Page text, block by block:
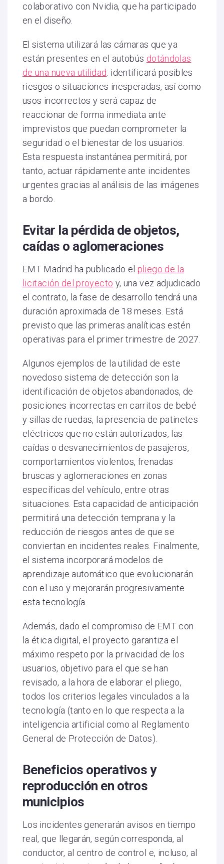
colaborativo con Nvidia, que ha participado
en el diseño.
El sistema utilizará las cámaras que ya
están presentes en el autobús dotándolas
de una nueva utilidad: identificará posibles
riesgos o situaciones inesperadas, así como
usos incorrectos y será capaz de
reaccionar de forma inmediata ante
imprevistos que puedan comprometer la
seguridad o el bienestar de los usuarios.
Esta respuesta instantánea permitirá, por
tanto, actuar rápidamente ante incidentes
urgentes gracias al análisis de las imágenes
a bordo.
Evitar la pérdida de objetos,
caídas o aglomeraciones
EMT Madrid ha publicado el pliego de la
licitación del proyecto y, una vez adjudicado
el contrato, la fase de desarrollo tendrá una
duración aproximada de 18 meses. Está
previsto que las primeras analíticas estén
operativas para el primer trimestre de 2027.
Algunos ejemplos de la utilidad de este
novedoso sistema de detección son la
identificación de objetos abandonados, de
posiciones incorrectas en carritos de bebé
y sillas de ruedas, la presencia de patinetes
eléctricos que no están autorizados, las
caídas o desvanecimientos de pasajeros,
comportamientos violentos, frenadas
bruscas y aglomeraciones en zonas
específicas del vehículo, entre otras
situaciones. Esta capacidad de anticipación
permitirá una detección temprana y la
reducción de riesgos antes de que se
conviertan en incidentes reales. Finalmente,
el sistema incorporará modelos de
aprendizaje automático que evolucionarán
con el uso y mejorarán progresivamente
esta tecnología.
Además, dado el compromiso de EMT con
la ética digital, el proyecto garantiza el
máximo respeto por la privacidad de los
usuarios, objetivo para el que se han
revisado, a la hora de elaborar el pliego,
todos los criterios legales vinculados a la
tecnología (tanto en lo que respecta a la
inteligencia artificial como al Reglamento
General de Protección de Datos).
Beneficios operativos y
reproducción en otros
municipios
Los incidentes generarán avisos en tiempo
real, que llegarán, según corresponda, al
conductor, al centro de control e, incluso, al